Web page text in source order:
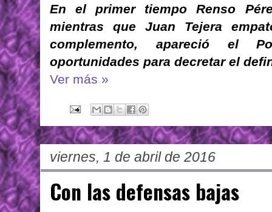
En el primer tiempo Renso
mientras que Juan Tejera
complemento, apareció el
oportunidades para decretar el
Ver más »
viernes, 1 de abril de 2016
Con las defensas bajas